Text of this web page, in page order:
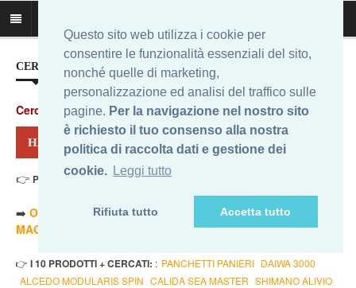
Questo sito web utilizza i cookie per
consentire le funzionalità essenziali del sito,
nonché quelle di marketing,
personalizzazione ed analisi del traffico sulle
pagine. Per la navigazione nel nostro sito
è richiesto il tuo consenso alla nostra
politica di raccolta dati e gestione dei
cookie. Leggi tutto
Rifiuta tutto Accetta tutto
CERCA IL MIGLIOR PREZZO...
Cerca
HAI CERCATO: ULTEGRA XSC 10000
👉 Prezzo Min. 10,38 Eur - Prezzo Max 230,00 Eur
➡️ ORDINA PER PREZZO MINORE
ORDINA PER PREZZO
MAGGIORE
- 🔥TUTTI
👉 I 10 PRODOTTI + CERCATI: : PANCHETTI PANIERI DAIWA 3000
ALCEDO MODULARIS SPIN CALIDA SEA MASTER SHIMANO ALIVIO